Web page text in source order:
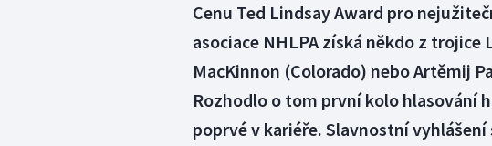
Cenu Ted Lindsay Award pro
asociace NHLPA získá někdo z
MacKinnon (Colorado) nebo Artěmij
Rozhodlo o tom první kolo hlasování
poprvé v kariéře. Slavnostní